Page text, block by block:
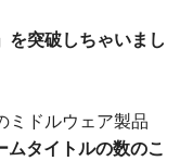
を突破しちゃいまし
ミドルウェア製品
ムタイトルの数のこ